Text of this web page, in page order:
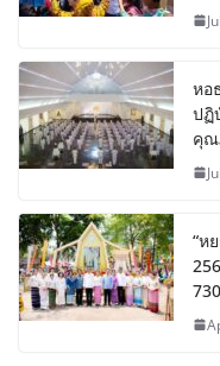
หอ
ปฏิ
คุณ
“ห